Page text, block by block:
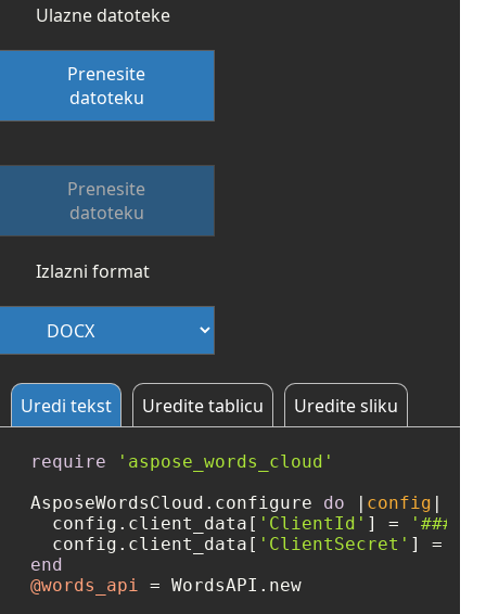
Ulazne datoteke
Prenesite
datoteku
Prenesite
datoteku
Izlazni format
Uredi tekst Uredite tablicu Uredite sliku
require
'aspose_words_cloud'
AsposeWordsCloud.configure do | config |
  config.client_data[
'ClientId' ] =
'####-
  config.client_data[
'ClientSecret' ] =
end
@words_api = WordsAPI.new